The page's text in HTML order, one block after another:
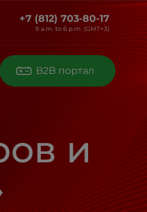
+7 (812) 703-80-17
9 a.m. to 6 p.m. (GMT+3)
B2B портал
и